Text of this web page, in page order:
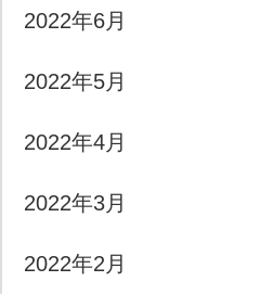
2022年6月
2022年5月
2022年4月
2022年3月
2022年2月